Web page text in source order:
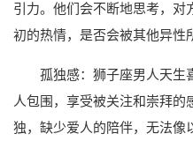
引力。他们会不断地思考，对
初的热情，是否会被其他异性
孤独感：狮子座男人天生
人包围，享受被关注和崇拜的
独，缺少爱人的陪伴，无法像